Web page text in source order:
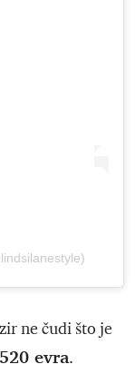
ne čudi što je
evra.